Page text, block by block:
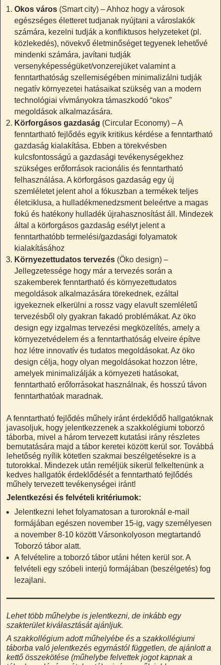
Okos város(Smart city) – Ahhoz hogy a városok
egészséges életteret tudjanak nyújtani a városlakók
számára, kezelni tudják a konfliktusos helyzeteket (pl.
közlekedés), növekvő életminőséget tegyenek lehetővé
mindenki számára, javítani tudják
versenyképességüket/vonzerejüket valamint a
fenntarthatóság szellemiségében minimalizálni tudják
negatív környezetei hatásaikat szükség van a modern
technológiai vívmányokra támaszkodó “okos”
megoldások alkalmazására.
Körforgásos gazdaság (Circular Economy) – A
fenntartható fejlődés egyik kritikus kérdése a fenntartható
gazdaság kialakítása. Ebben a törekvésben
kulcsfontosságú a gazdasági tevékenységekhez
szükséges erőforrások racionális és fenntartható
felhasználása. A körforgásos gazdaság egy új
szemléletet jelent ahol a fókuszban a termékek teljes
életciklusa, a hulladékmenedzsment beleértve a magas
fokú és hatékony hulladék újrahasznosítást áll. Mindezek
által a körforgásos gazdaság esélyt jelent a
fenntarthatóbb termelési/gazdasági folyamatok
kialakításához
Környezettudatos tervezés (Öko design) –
Jellegzetessége hogy már a tervezés során a
szakemberek fenntartható és környezettudatos
megoldások alkalmazására törekednek, ezáltal
igyekeznek elkerülni a rossz vagy elavult szemléletű
tervezésből oly gyakran fakadó problémákat. Az öko
design egy izgalmas tervezési megközelítés, amely a
környezetvédelem és a fenntarthatóság elveire építve
hoz létre innovatív és tudatos megoldásokat. Az öko
design célja, hogy olyan megoldásokat hozzon létre,
amelyek minimalizálják a környezeti hatásokat,
fenntartható erőforrásokat használnak, és hosszú távon
fenntarthatóak maradnak.
A fenntartható fejlődés műhely iránt érdeklődő hallgatóknak
javasoljuk, hogy jelentkezzenek a szakkolégiumi toborzó
táborba, mivel a három tervezett kutatási irány részletes
bemutatására majd a tábor keretei között kerül sor. Továbbá
lehetőség nyílik kötetlen szakmai beszélgetésekre is a
tutorokkal. Mindezek után reméljük sikerül felkeltenünk a
kedves hallgatók érdeklődését a fenntartható fejlődés
műhely tervezett tevékenységei iránt!
Jelentkezési és felvételi kritériumok:
Jelentkezni lehet folyamatosan a turoroknál e-mail
formájában egészen november 15-ig, vagy személyesen
a november 8-10 között Vársonkolyoson megtartandó
Toborzó tábor alatt.
A felvételire a toborzó tábor utáni héten kerül sor. A
felvételi egy szóbeli interjú formájában (beszélgetés) fog
lezajlani.
Lehet több műhelybe is jelentkezni, de inkább egy
szakterület kiválasztását ajánljuk.
A szakkollégium adott műhelyébe és a szakkollégiumi
táborba való jelentkezés egymástól független, de ajánlott a
kettő összekötése (műhelybe felvettek jogot kapnak a